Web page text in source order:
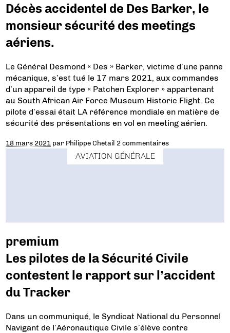
Décès accidentel de Des Barker, le
monsieur sécurité des meetings
aériens.
Le Général Desmond « Des » Barker, victime d’une panne
mécanique, s’est tué le 17 mars 2021, aux commandes
d’un appareil de type « Patchen Explorer » appartenant
au South African Air Force Museum Historic Flight. Ce
pilote d’essai était LA référence mondiale en matière de
sécurité des présentations en vol en meeting aérien.
18 mars 2021 par Philippe Chetail 2 commentaires
AVIATION GÉNÉRALE
premium
Les pilotes de la Sécurité Civile
contestent le rapport sur l’accident
du Tracker
Dans un communiqué, le Syndicat National du Personnel
Navigant de l’Aéronautique Civile s’élève contre